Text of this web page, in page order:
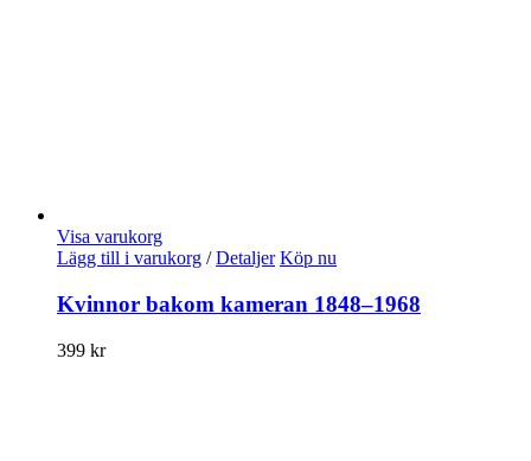
Visa varukorg
Lägg till i varukorg / Detaljer Köp nu
Kvinnor bakom kameran 1848–1968
399 kr